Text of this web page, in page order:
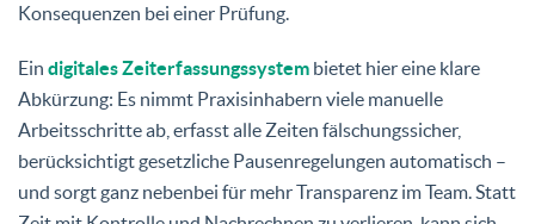
Konsequenzen bei einer Prüfung.
Ein digitales Zeiterfassungssystem bietet hier eine klare
Abkürzung: Es nimmt Praxisinhabern viele manuelle
Arbeitsschritte ab, erfasst alle Zeiten fälschungssicher,
berücksichtigt gesetzliche Pausenregelungen automatisch –
und sorgt ganz nebenbei für mehr Transparenz im Team. Statt